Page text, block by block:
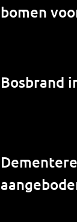
bomen
Bosbrand